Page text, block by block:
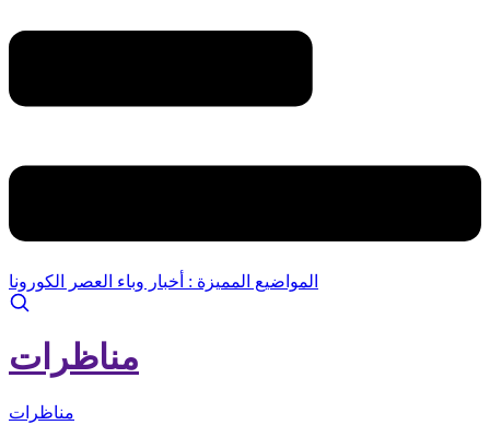
المواضيع المميزة : أخبار وباء العصر الكورونا
مناظرات
مناظرات